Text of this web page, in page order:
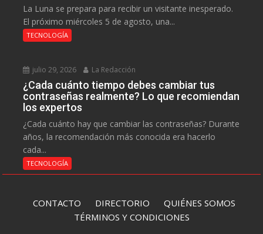
La Luna se prepara para recibir un visitante inesperado.
El próximo miércoles 5 de agosto, una...
TECNOLOGÍA
julio 29, 2026 La Redacción
¿Cada cuánto tiempo debes cambiar tus
contraseñas realmente? Lo que recomiendan
los expertos
¿Cada cuánto hay que cambiar las contraseñas? Durante
años, la recomendación más conocida era hacerlo
cada...
TECNOLOGÍA
CONTACTO DIRECTORIO QUIÉNES SOMOS
TÉRMINOS Y CONDICIONES